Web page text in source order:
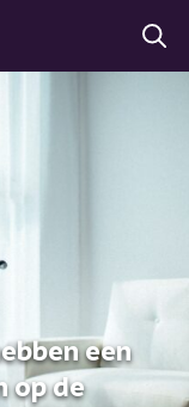
een
op de